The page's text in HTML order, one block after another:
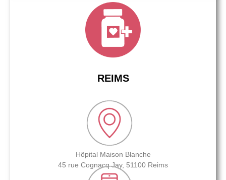
REIMS
Hôpital Maison Blanche
45 rue Cognacq Jay, 51100 Reims